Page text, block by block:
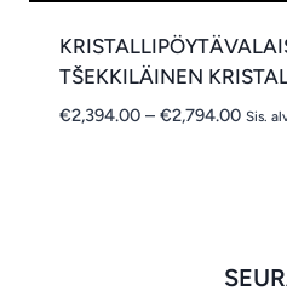
TŠEKKILÄINEN
€2,394.00 – €2,794.00 Sis.